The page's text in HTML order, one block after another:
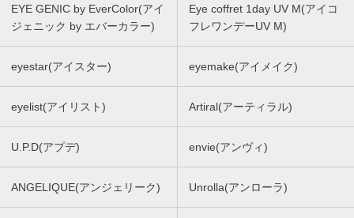
EYE GENIC by EverColor(アイ
ジェニック by エバーカラー)
Eye coffret 1day UV M(アイコ
フレワンデーUV M)
eyestar(アイスター) eyemake(アイメイク)
eyelist(アイリスト) Artiral(アーティラル)
U.P.D(アプデ) envie(アンヴィ)
ANGELIQUE(アンジェリーク) Unrolla(アンローラ)